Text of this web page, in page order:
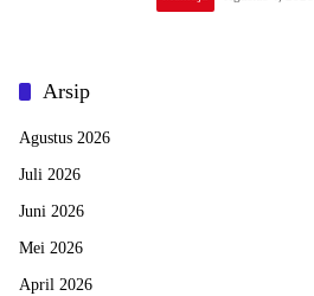
Arsip
Agustus 2026
Juli 2026
Juni 2026
Mei 2026
April 2026